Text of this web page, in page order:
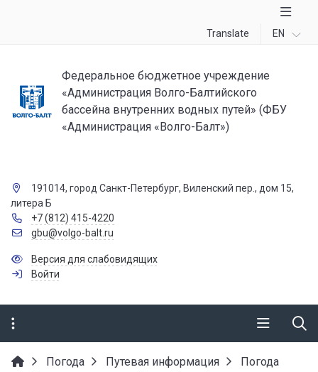
Translate EN
Федеральное бюджетное учреждение
«Администрация Волго-Балтийского
бассейна внутренних водных путей» (ФБУ
«Администрация «Волго-Балт»)
191014, город Санкт-Петербург, Виленский пер., дом 15,
литера Б
+7 (812) 415-4220
gbu@volgo-balt.ru
Версия для слабовидящих
Войти
Погода Путевая информация
Погода